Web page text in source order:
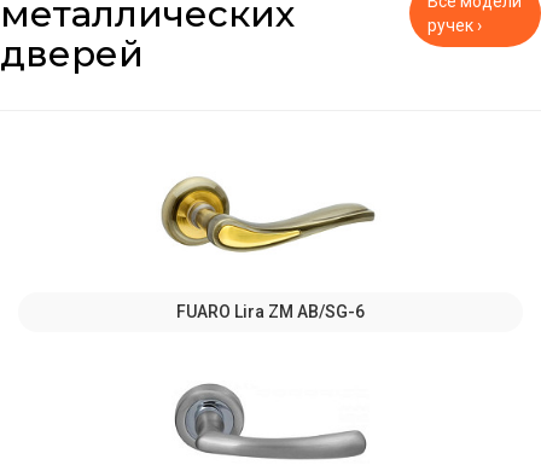
металлических
дверей
ручек ›
FUARO Lira ZM AB/SG-6